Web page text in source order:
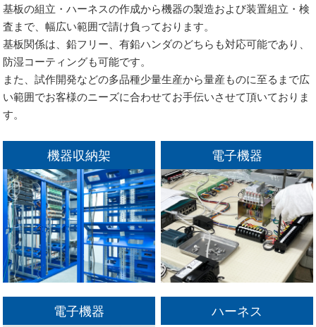
基板の組立・ハーネスの作成から機器の製造および装置組立・検
査まで、幅広い範囲で請け負っております。
基板関係は、鉛フリー、有鉛ハンダのどちらも対応可能であり、
防湿コーティングも可能です。
また、試作開発などの多品種少量生産から量産ものに至るまで広
い範囲でお客様のニーズに合わせてお手伝いさせて頂いておりま
す。
機器収納架 電子機器
電子機器 ハーネス